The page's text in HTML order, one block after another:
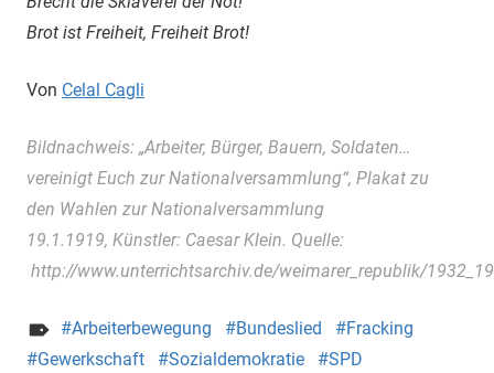
Brot ist Freiheit, Freiheit Brot!
Von Celal Cagli
Bildnachweis: „Arbeiter, Bürger, Bauern, Soldaten…
vereinigt Euch zur Nationalversammlung“, Plakat zu
den Wahlen zur Nationalversammlung
19.1.1919, Künstler: Caesar Klein. Quelle:
http://www.unterrichtsarchiv.de/weimarer_republik/
Arbeiterbewegung Bundeslied
Fracking
Gewerkschaft
Sozialdemokratie
SPD